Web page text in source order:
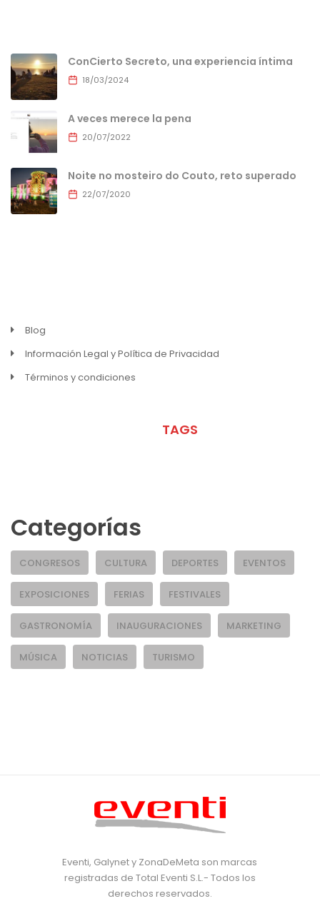
ConCierto Secreto, una experiencia íntima
18/03/2024
A veces merece la pena
20/07/2022
Noite no mosteiro do Couto, reto superado
22/07/2020
Blog
Información Legal y Política de Privacidad
Términos y condiciones
TAGS
Categorías
CONGRESOS CULTURA DEPORTES EVENTOS
EXPOSICIONES FERIAS FESTIVALES
GASTRONOMÍA INAUGURACIONES MARKETING
MÚSICA NOTICIAS TURISMO
Eventi, Galynet y ZonaDeMeta son marcas
registradas de Total Eventi S.L.- Todos los
derechos reservados.